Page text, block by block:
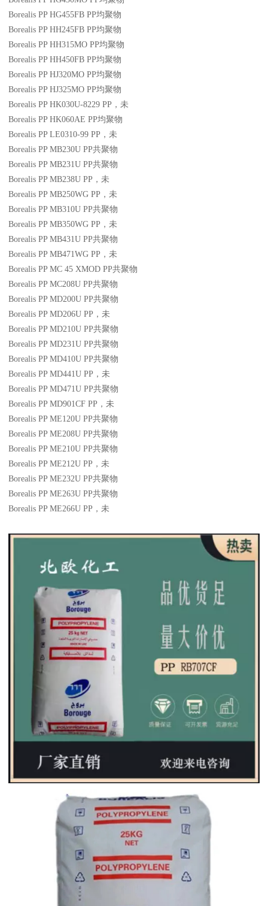
Borealis PP HG455FB PP均聚物
Borealis PP HH245FB PP均聚物
Borealis PP HH315MO PP均聚物
Borealis PP HH450FB PP均聚物
Borealis PP HJ320MO PP均聚物
Borealis PP HJ325MO PP均聚物
Borealis PP HK030U-8229 PP ，未
Borealis PP HK060AE PP均聚物
Borealis PP LE0310-99 PP ，未
Borealis PP MB230U PP共聚物
Borealis PP MB231U PP共聚物
Borealis PP MB238U PP ，未
Borealis PP MB250WG PP ，未
Borealis PP MB310U PP共聚物
Borealis PP MB350WG PP ，未
Borealis PP MB431U PP共聚物
Borealis PP MB471WG PP ，未
Borealis PP MC 45 XMOD PP共聚物
Borealis PP MC208U PP共聚物
Borealis PP MD200U PP共聚物
Borealis PP MD206U PP ，未
Borealis PP MD210U PP共聚物
Borealis PP MD231U PP共聚物
Borealis PP MD410U PP共聚物
Borealis PP MD441U PP ，未
Borealis PP MD471U PP共聚物
Borealis PP MD901CF PP ，未
Borealis PP ME120U PP共聚物
Borealis PP ME208U PP共聚物
Borealis PP ME210U PP共聚物
Borealis PP ME212U PP ，未
Borealis PP ME232U PP共聚物
Borealis PP ME263U PP共聚物
Borealis PP ME266U PP ，未